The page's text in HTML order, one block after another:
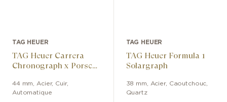
TAG HEUER
TAG Heuer Carrera
Chronograph x Porsche
44 mm Acier, Cuir,
Automatique
TAG HEUER
TAG Heuer Formula 1
Solargraph
38 mm Acier, Caoutchouc
Quartz